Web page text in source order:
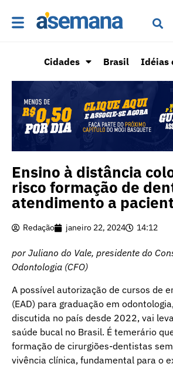
Cidades Brasil Idéias
Ensino à distância
risco formação de
atendimento a
Redação janeiro 22, 2024 14:12
por Juliano do Vale, presidente do
Odontologia (CFO)
A possível autorização de cursos de
(EAD) para graduação em
discutida no país desde 2022, vai
saúde bucal no Brasil. É temerário
formação de cirurgiões-dentistas
vivência clínica, fundamental para o